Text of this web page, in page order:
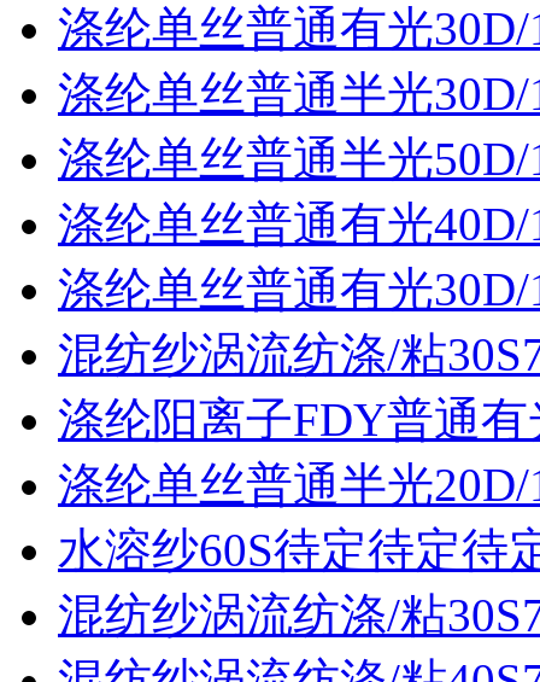
涤纶单丝普通有光30D/
涤纶单丝普通半光30D/
涤纶单丝普通半光50D/
涤纶单丝普通有光40D/
涤纶单丝普通有光30D/
混纺纱涡流纺涤/粘
涤纶阳离子FDY普通有
涤纶单丝普通半光20D/
水溶纱60S待定待定待
混纺纱涡流纺涤/粘